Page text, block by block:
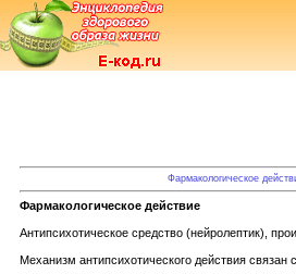
Фармакологическое
Фармакологическое действие
Антипсихотическое средство (нейролептик),
Механизм антипсихотического действия